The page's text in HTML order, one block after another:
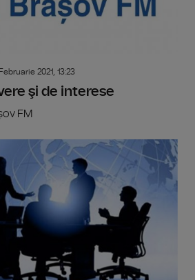
2021, 13:23
şi de interese
FM